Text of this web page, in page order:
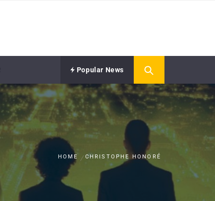
Popular News
HOME CHRISTOPHE HONORÉ